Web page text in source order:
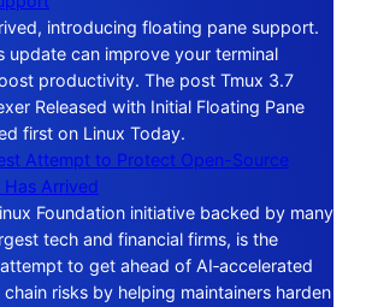
introducing floating pane support.
update can improve your terminal
productivity. The post Tmux 3.7
Released with Initial Floating Pane
first on Linux Today.
Attempt to Protect Open-Source
Arrived
Foundation initiative backed by many
tech and financial firms, is the
to get ahead of AI‑accelerated
risks by helping maintainers harden